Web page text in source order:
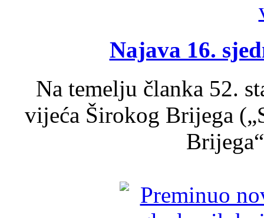
Najava 16.
Na temelju članka 52.
vijeća Širokog Brijega